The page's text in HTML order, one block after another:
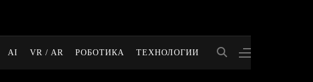
AI VR / AR РОБОТИКА ТЕХНОЛОГИИ